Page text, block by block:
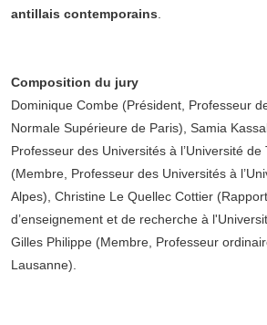
antillais contemporains.
Composition du jury
Dominique Combe (Président, Professeur
Normale Supérieure de Paris), Samia
Professeur des Universités à l’Université
(Membre, Professeur des Universités à
Alpes), Christine Le Quellec Cottier
d’enseignement et de recherche à
Gilles Philippe (Membre, Professeur
Lausanne).